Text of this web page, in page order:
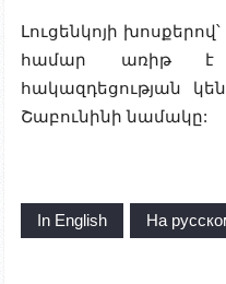
Լուցենկոյի
համար առիթ է
հակազդեցության
Շաբունինի նամակը:
In English На